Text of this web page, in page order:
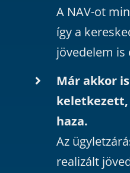
A NAV-ot
így a
jövedelem is
Már akkor
haza.
Az
realizált